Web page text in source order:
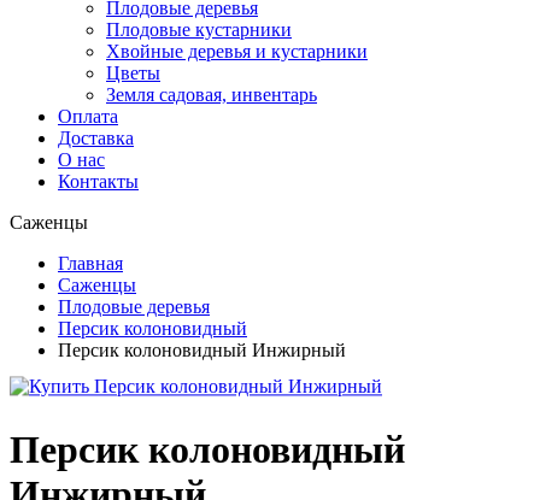
Плодовые деревья
Плодовые кустарники
Хвойные деревья и кустарники
Цветы
Земля садовая, инвентарь
Оплата
Доставка
О нас
Контакты
Саженцы
Главная
Саженцы
Плодовые деревья
Персик колоновидный
Персик колоновидный Инжирный
Персик колоновидный